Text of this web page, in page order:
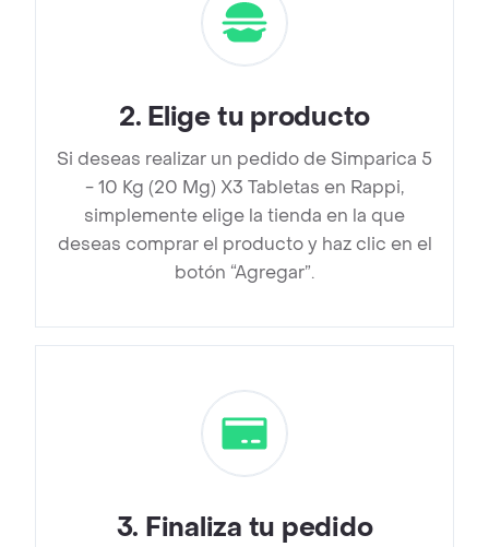
2. Elige tu producto
Si deseas realizar un pedido de Simparica 5
- 10 Kg (20 Mg) X3 Tabletas en Rappi,
simplemente elige la tienda en la que
deseas comprar el producto y haz clic en el
botón “Agregar”.
3. Finaliza tu pedido